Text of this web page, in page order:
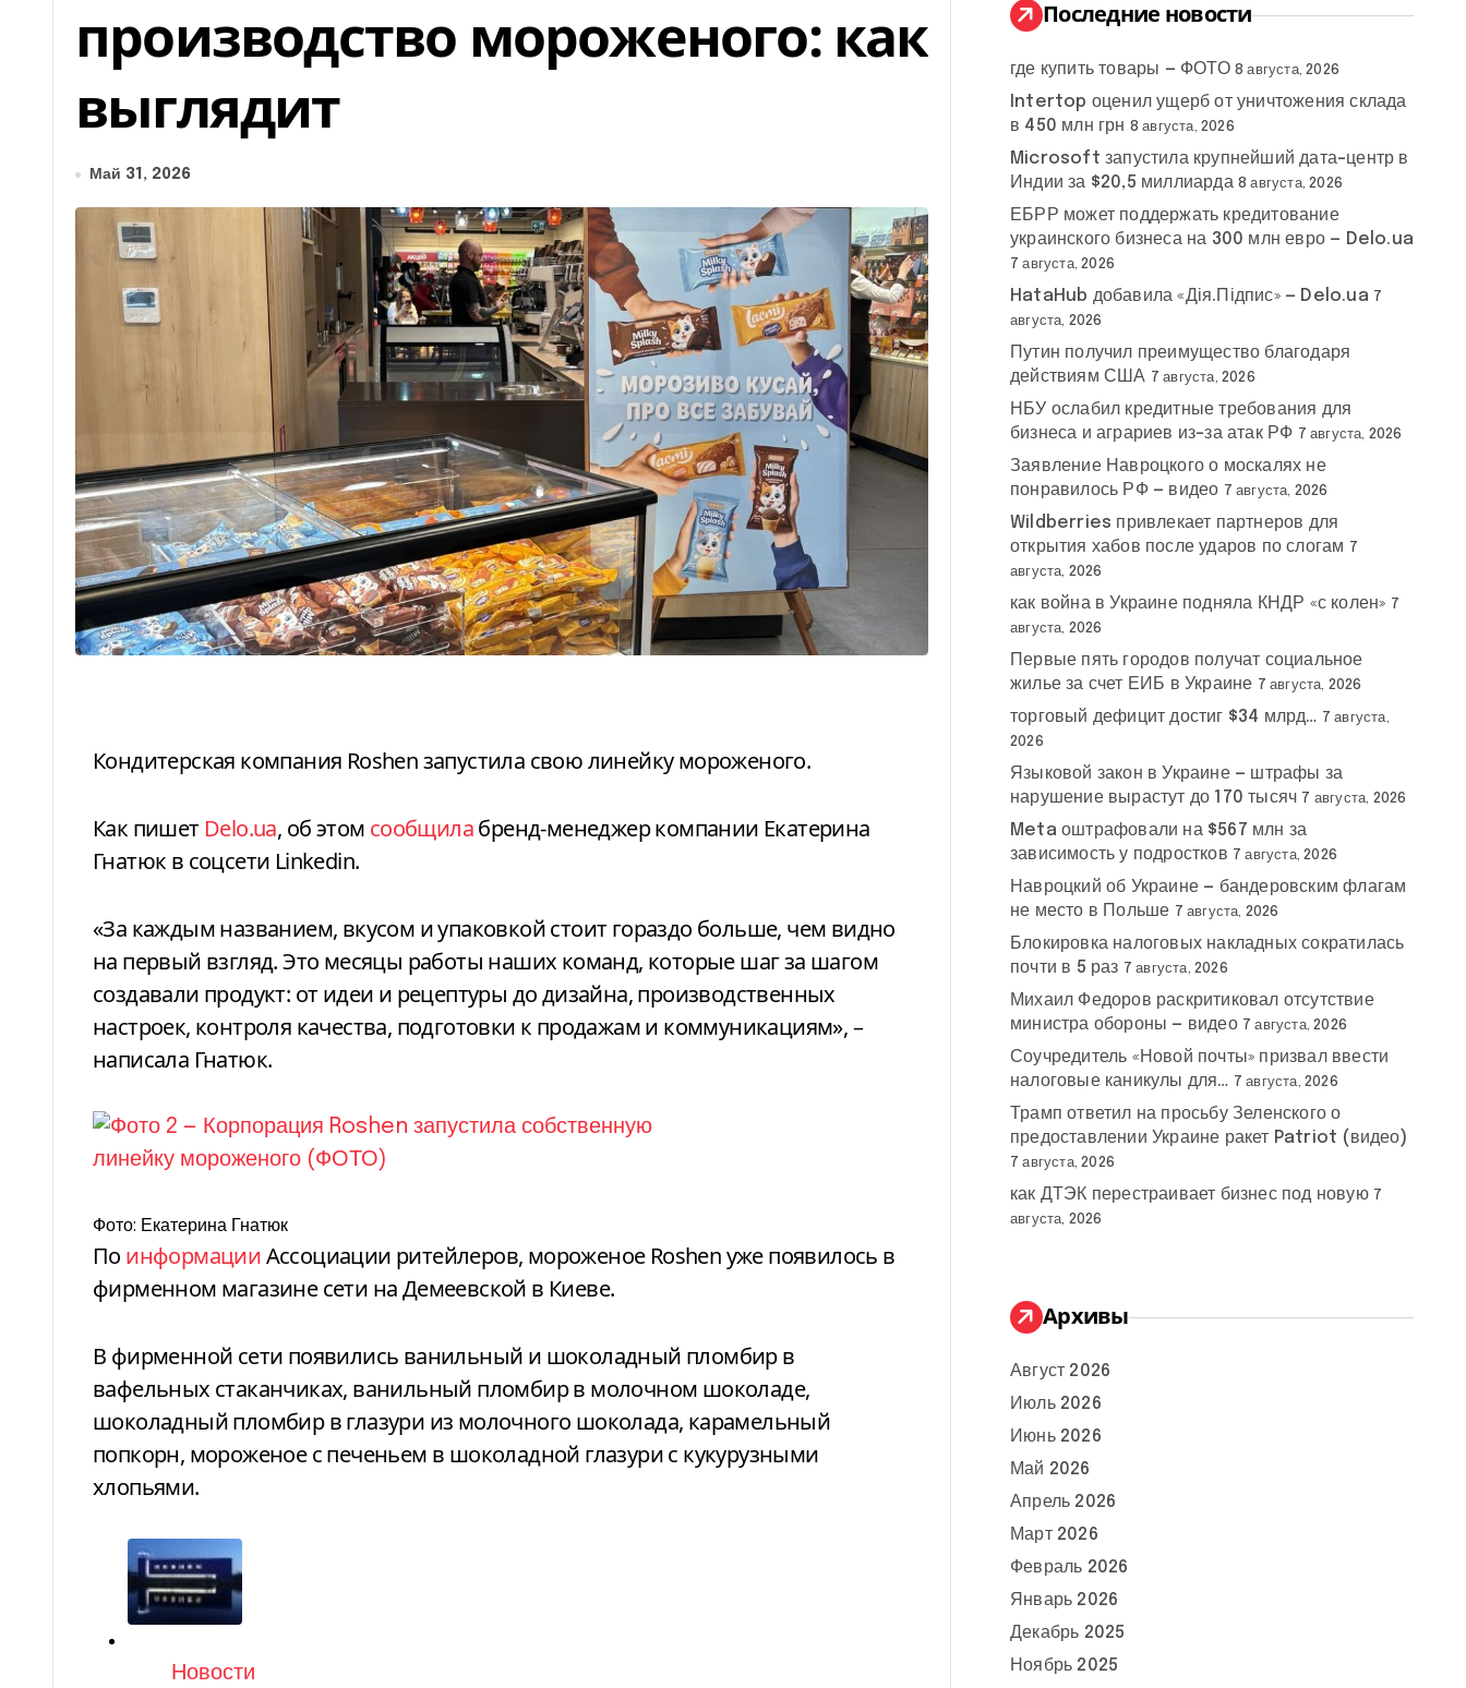
производство мороженого: как
выглядит
Май 31, 2026
Кондитерская компания Roshen запустила свою линейку мороженого.
Как пишет Delo.ua, об этом сообщилабренд-менеджер компании Екатерина
Гнатюк в соцсети Linkedin.
«За каждым названием, вкусом и упаковкой стоит гораздо больше, чем видно
на первый взгляд. Это месяцы работы наших команд, которые шаг за шагом
создавали продукт: от идеи и рецептуры до дизайна, производственных
настроек, контроля качества, подготовки к продажам и коммуникациям», –
написала Гнатюк.
Фото: Екатерина Гнатюк
По информацииАссоциации ритейлеров, мороженое Roshen уже появилось в
фирменном магазине сети на Демеевской в Киеве.
В фирменной сети появились ванильный и шоколадный пломбир в
вафельных стаканчиках, ванильный пломбир в молочном шоколаде,
шоколадный пломбир в глазури из молочного шоколада, карамельный
попкорн, мороженое с печеньем в шоколадной глазури с кукурузными
хлопьями.
Категория
Новости
:
Последние новости
где купить товары — ФОТО 8 августа, 2026
Intertop оценил ущерб от уничтожения склада
в 450 млн грн 8 августа, 2026
Microsoft запустила крупнейший дата-центр в
Индии за $20,5 миллиарда 8 августа, 2026
ЕБРР может поддержать кредитование
украинского бизнеса на 300 млн евро — Delo.ua
7 августа, 2026
HataHub добавила «Дія.Підпис» — Delo.ua 7
августа, 2026
Путин получил преимущество благодаря
действиям США 7 августа, 2026
НБУ ослабил кредитные требования для
бизнеса и аграриев из-за атак РФ 7 августа, 2026
Заявление Навроцкого о москалях не
понравилось РФ — видео 7 августа, 2026
Wildberries привлекает партнеров для
открытия хабов после ударов по слогам 7
августа, 2026
как война в Украине подняла КНДР «с колен» 7
августа, 2026
Первые пять городов получат социальное
жилье за счет ЕИБ в Украине 7 августа, 2026
торговый дефицит достиг $34 млрд… 7 августа,
2026
Языковой закон в Украине — штрафы за
нарушение вырастут до 170 тысяч 7 августа, 2026
Meta оштрафовали на $567 млн за
зависимость у подростков 7 августа, 2026
Навроцкий об Украине — бандеровским флагам
не место в Польше 7 августа, 2026
Блокировка налоговых накладных сократилась
почти в 5 раз 7 августа, 2026
Михаил Федоров раскритиковал отсутствие
министра обороны — видео 7 августа, 2026
Соучредитель «Новой почты» призвал ввести
налоговые каникулы для… 7 августа, 2026
Трамп ответил на просьбу Зеленского о
предоставлении Украине ракет Patriot (видео)
7 августа, 2026
как ДТЭК перестраивает бизнес под новую 7
августа, 2026
Архивы
Август 2026
Июль 2026
Июнь 2026
Май 2026
Апрель 2026
Март 2026
Февраль 2026
Январь 2026
Декабрь 2025
Ноябрь 2025